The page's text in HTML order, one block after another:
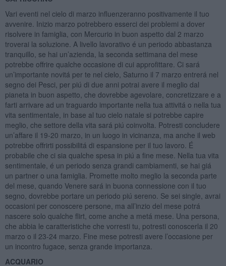
Vari eventi nel cielo di marzo influenzeranno positivamente il tuo
avvenire. Inizio marzo potrebbero esserci dei problemi a dover
risolvere in famiglia, con Mercurio in buon aspetto dal 2 marzo
troverai la soluzione. A livello lavorativo é un periodo abbastanza
tranquillo, se hai un’azienda, la seconda settimana del mese
potrebbe offrire qualche occasione di cui approfittare. Ci sará
un’importante novitá per te nel cielo, Saturno il 7 marzo entrerá nel
segno dei Pesci, per piú di due anni potrai avere il meglio dal
pianeta in buon aspetto, che dovrebbe agevolare, concretizzare e a
farti arrivare ad un traguardo importante nella tua attivitá o nella tua
vita sentimentale, in base al tuo cielo natale si potrebbe capire
meglio, che settore della vita sará piú coinvolta. Potresti concludere
un’affare il 19-20 marzo, in un luogo in vicinanza, ma anche il web
potrebbe offrirti possibilitá di espansione per il tuo lavoro. É
probabile che ci sia qualche spesa in piú a fine mese. Nella tua vita
sentimentale, é un periodo senza grandi cambiamenti, se hai giá
un partner o una famiglia. Promette molto meglio la seconda parte
del mese, quando Venere sará in buona connessione con il tuo
segno, dovrebbe portare un periodo piú sereno. Se sei single, avrai
occasioni per conoscere persone, ma all’inzio del mese potrá
nascere solo qualche flirt, come anche a metá mese. Una persona,
che abbia le caratteristiche che vorresti tu, potresti conoscerla il 20
marzo o il 23-24 marzo. Fine mese potresti avere l’occasione per
un incontro fugace, senza grande importanza.
ACQUARIO